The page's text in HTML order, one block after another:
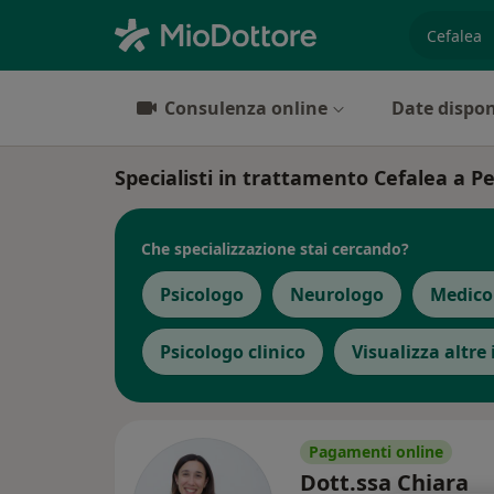
Consulenza online Date
Specialisti in trattamento Cefalea a
Che specializzazione stai cercando?
Psicologo Neurologo
Psicologo clinico Visualizza
Pagamenti online
Dott.ssa Chiara